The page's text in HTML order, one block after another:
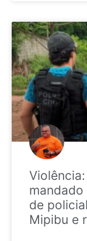
de
Mipibu e